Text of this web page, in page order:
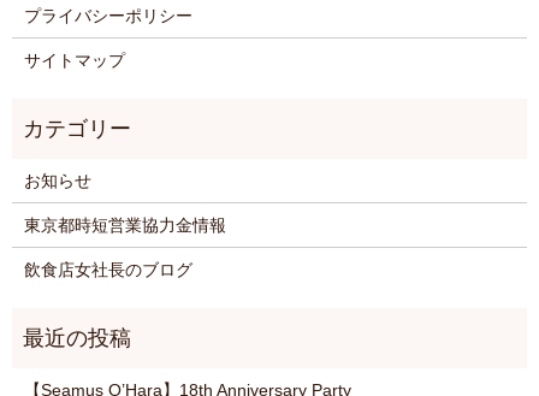
プライバシーポリシー
サイトマップ
お知らせ
東京都時短営業協力金情報
飲食店女社長のブログ
【Seamus O’Hara】18th Anniversary Party